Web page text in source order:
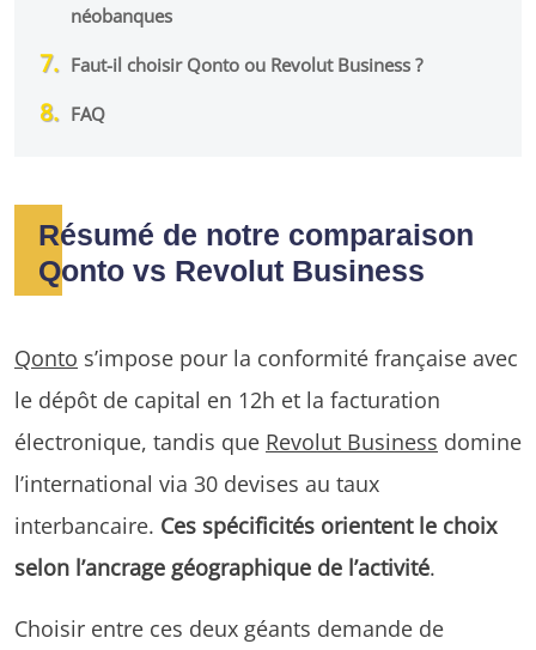
néobanques
Faut-il choisir Qonto ou Revolut Business ?
FAQ
Résumé de notre comparaison
Qonto vs Revolut Business
Qonto s’impose pour la conformité française avec
le dépôt de capital en 12h et la facturation
électronique, tandis que Revolut Business domine
l’international via 30 devises au taux
interbancaire. Ces spécificités orientent le choix
selon l’ancrage géographique de l’activité.
Choisir entre ces deux géants demande de